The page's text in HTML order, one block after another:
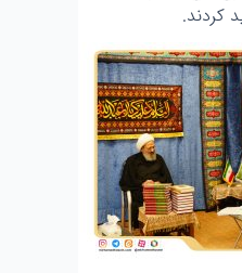
کردند.